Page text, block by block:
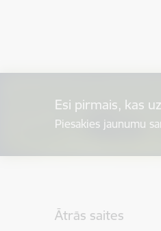
Esi pirmais, kas
Piesakies jaunumu
Ātrās saites